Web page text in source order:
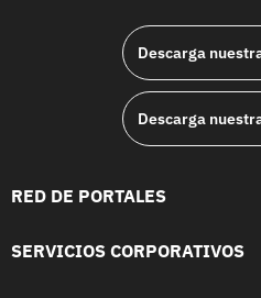
Descarga
Descarga
RED DE PORTALES
SERVICIOS CORPORATIVOS